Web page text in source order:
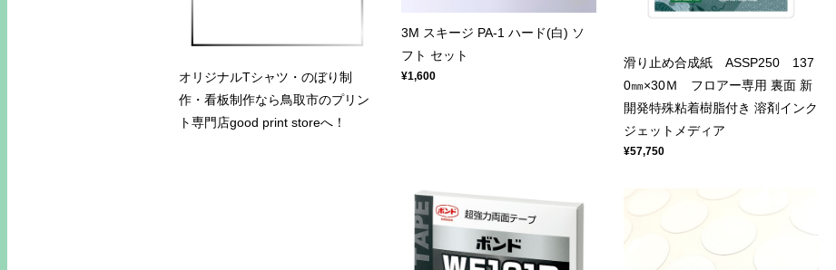
3M スキージ PA-1 ハード(白) ソ
フト セット
¥1,600
滑り止め合成紙 ASSP250 137
0㎜×30Ｍ フロアー専用 裏面 新
開発特殊粘着樹脂付き 溶剤インク
ジェットメディア
¥57,750
オリジナルTシャツ・のぼり制
作・看板制作なら鳥取市のプリン
ト専門店good print storeへ！